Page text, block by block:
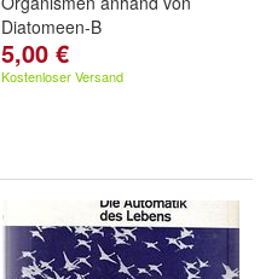
Diatomeen-B
5,00 €
Kostenloser Versand